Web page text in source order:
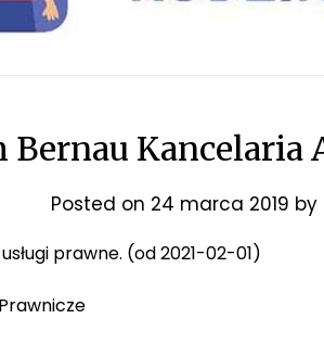
Bernau Kancelaria
Posted on 24 marca 2019 by
usługi prawne. (od 2021-02-01)